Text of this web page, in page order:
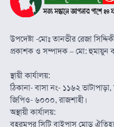
উপদেষ্টা -মোঃ তানভীর রেজা
প্রকাশক ও সম্পাদক – মো: হুমায়ুন
স্থায়ী কার্যালয়:
ঠিকানা- বাসা নং- ১১৬২
জিপিও- ৬০০০, রাজশাহী।
অস্থায়ী কার্যালয়:
বহরমপুর সিটি বাইপাস মোড় ঐতিহ্য